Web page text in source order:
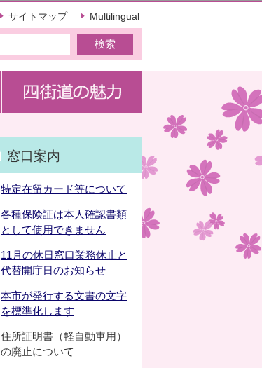
サイトマップ Multilingual
窓口案内
特定在留カード等について
各種保険証は本人確認書類
として使用できません
11月の休日窓口業務休止と
代替開庁日のお知らせ
本市が発行する文書の文字
を標準化します
住所証明書（軽自動車用）
の廃止について